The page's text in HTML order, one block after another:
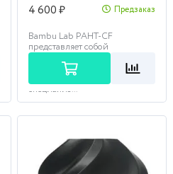
4 600 ₽
Предзаказ
Bambu Lab PAHT-CF
представляет собой
композитный материал,
состоящий из PA12 (полиамид
12) и углеродного волокна. Это
специализ...